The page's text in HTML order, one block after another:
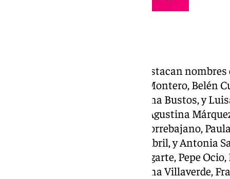
Entre los artistas españoles, destacan
Ituño, Rosario García, Patricia Montero, Belén
Escolar, Mercedes Morán, Justina Bustos, y
presentes Lucía Martínez Lag, Agustina
Pérez, Julia Montero, Adriana Torrebajano,
Marta Díaz, María León, Silvia Abril, y Antonia
ver a Nina El Hammami, Eva Ugarte, Pepe
Marina Redondo, Abril Cois, Aicha Villaverde,